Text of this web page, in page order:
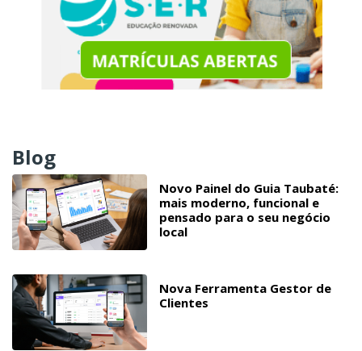
Blog
Novo Painel do Guia Taubaté:
mais moderno, funcional e
pensado para o seu negócio
local
Nova Ferramenta Gestor de
Clientes